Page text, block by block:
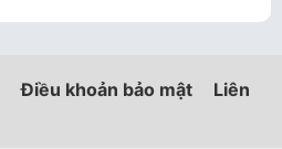
Điều khoản bảo mật
Liên